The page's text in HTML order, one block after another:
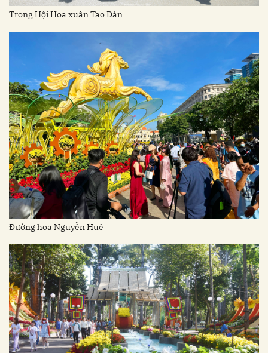
Trong Hội Hoa xuân Tao Đàn
Đường hoa Nguyễn Huệ